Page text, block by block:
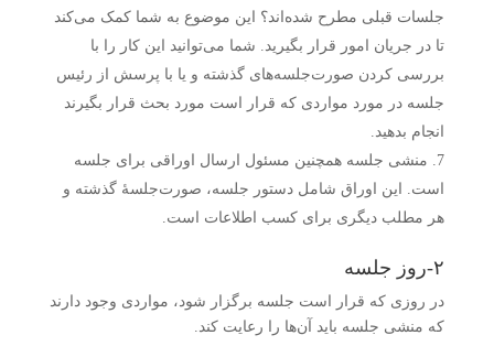
جلسات قبلی مطرح شده‌اند؟ این موضوع به شما کمک می‌کند
تا در جریان امور قرار بگیرید. شما می‌توانید این کار را با
بررسی کردن صورت‌جلسه‌های گذشته و یا با پرسش از رئیس
جلسه در مورد مواردی که قرار است مورد بحث قرار بگیرند
انجام بدهید.
منشی جلسه همچنین مسئول ارسال اوراقی برای جلسه
است. این اوراق شامل دستور جلسه، صورت‌جلسهٔ گذشته و
هر مطلب دیگری برای کسب اطلاعات است.
۲-روز جلسه
در روزی که قرار است جلسه برگزار شود، مواردی وجود دارند
که منشی جلسه باید آن‌ها را رعایت کند.